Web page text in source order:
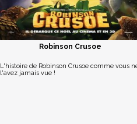
Robinson Crusoe
L'histoire de Robinson Crusoe comme vous
l'avez jamais vue !